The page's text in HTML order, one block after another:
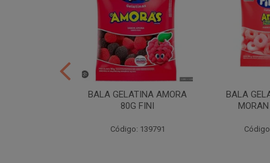
BALA GELATINA AMORA
80G FINI
Código: 139791
BALA